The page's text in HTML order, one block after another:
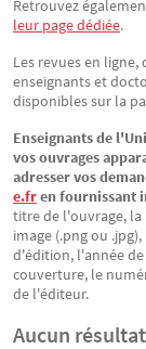
Retrouvez
leur page dédiée.
Les revues en
enseignants et
disponibles sur la
Enseignants de
vos ouvrages
adresser vos
e.fren fournissant
titre de l'ouvrage,
image (.png ou
d'édition, l'année
couverture, le
de l'éditeur.
Aucun